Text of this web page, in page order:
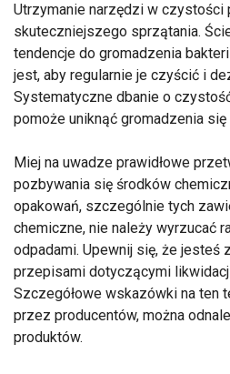
Utrzymanie narzędzi w czystości
skuteczniejszego sprzątania.
tendencje do gromadzenia
jest, aby regularnie je czyścić i
Systematyczne dbanie o
pomoże uniknąć gromadzenia się
Miej na uwadze prawidłowe
pozbywania się środków
opakowań, szczególnie tych
chemiczne, nie należy wyrzucać
odpadami. Upewnij się, że jesteś
przepisami dotyczącymi
Szczegółowe wskazówki na ten
przez producentów, można
produktów.